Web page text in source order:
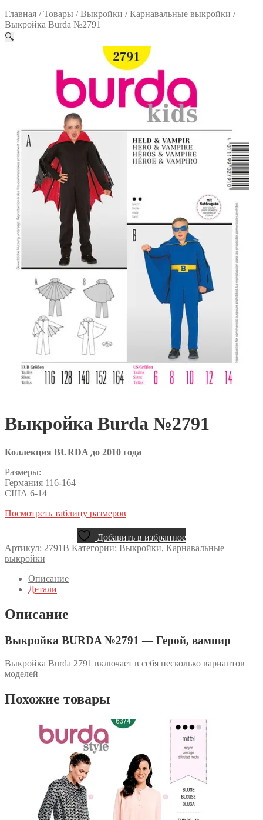
Главная /Товары /Выкройки /Карнавальные выкройки /
Выкройка Burda №2791
🔍
Выкройка Burda №2791
Коллекция BURDA до 2010 года
Размеры:
Германия 116-164
США 6-14
Посмотреть таблицу размеров
Добавить в избранное
Артикул: 2791B Категории: Выкройки, Карнавальные
выкройки
Описание
Детали
Описание
Выкройка BURDA №2791 — Герой, вампир
Выкройка Burda 2791 включает в себя несколько вариантов
моделей
Похожие товары